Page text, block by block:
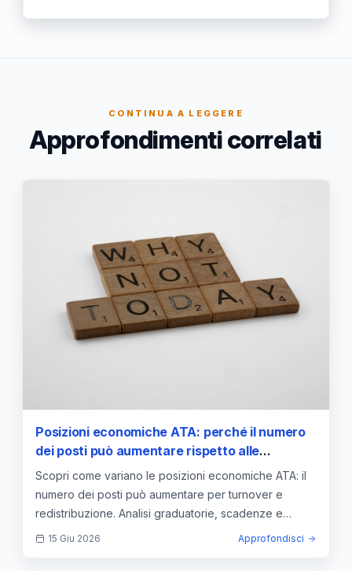
CONTINUA A LEGGERE
Approfondimenti correlati
Posizioni economiche ATA: perché il numero
dei posti può aumentare rispetto alle
previsioni iniziali
Scopri come variano le posizioni economiche ATA: il
numero dei posti può aumentare per turnover e
redistribuzione. Analisi graduatorie, scadenze e
aumenti.
15 Giu 2026 Approfondisci